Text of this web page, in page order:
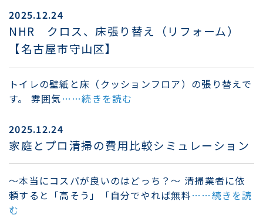
2025.12.24
NHR クロス、床張り替え（リフォーム）
【名古屋市守山区】
トイレの壁紙と床（クッションフロア）の張り替えで
す。 雰囲気……続きを読む
2025.12.24
家庭とプロ清掃の費用比較シミュレーション
～本当にコスパが良いのはどっち？～ 清掃業者に依
頼すると「高そう」「自分でやれば無料……続きを読
む